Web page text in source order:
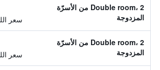
Double room، 2 من الأسرّة
المزدوجة
سعر
Double room، 2 من الأسرّة
المزدوجة
سعر